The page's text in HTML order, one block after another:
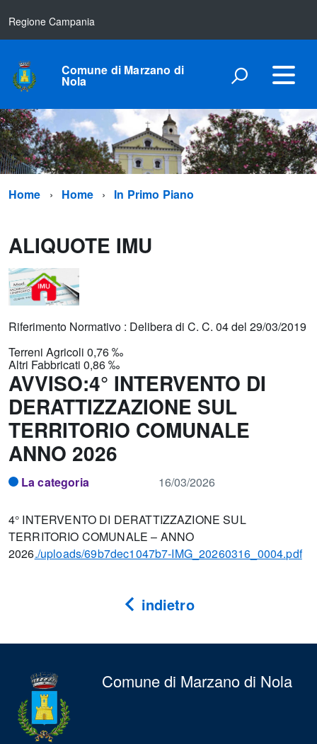
Regione Campania
Comune di Marzano di
Nola
Home Home In Primo Piano
ALIQUOTE IMU
Riferimento Normativo : Delibera di C. C. 04 del 29/03/2019
Terreni Agricoli 0,76 ‰
Altri Fabbricati 0,86 ‰
AVVISO:4° INTERVENTO DI
DERATTIZZAZIONE SUL
TERRITORIO COMUNALE
ANNO 2026
La categoria 16/03/2026
4° INTERVENTO DI DERATTIZZAZIONE SUL
TERRITORIO COMUNALE – ANNO
2026./uploads/69b7dec1047b7-IMG_20260316_0004.pdf
indietro
Comune di Marzano di Nola